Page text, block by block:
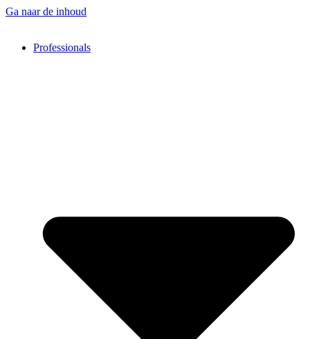
Ga naar de inhoud
Professionals